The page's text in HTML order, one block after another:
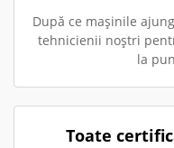
După ce mașinile
tehnicienii noștri
la
Toate